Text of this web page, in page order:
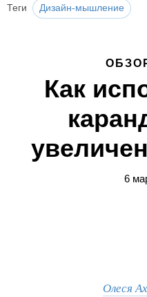
Теги Дизайн-мышление
Как
6
Олеся